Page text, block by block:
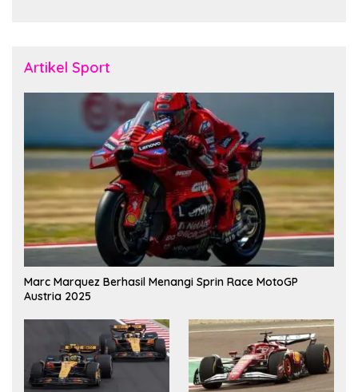
Artikel Sport
Marc Marquez Berhasil Menangi Sprin Race MotoGP
Austria 2025